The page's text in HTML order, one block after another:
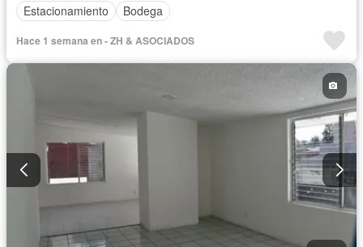
Estacionamiento
Bodega
Hace 1 semana en - ZH & ASOCIADOS